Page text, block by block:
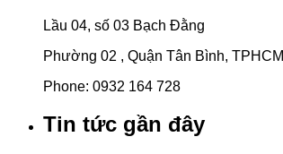
Lầu 04, số 03 Bạch Đằng
Phường 02 , Quận Tân Bình, TPHCM
Phone: 0932 164 728
Tin tức gần đây